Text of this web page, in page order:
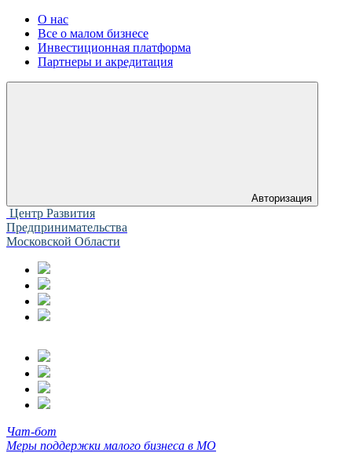
О нас
Все о малом бизнесе
Инвестиционная платформа
Партнеры и акредитация
Авторизация
Центр Развития
Предпринимательства
Московской Области
Чат-бот
Меры поддержки малого бизнеса в МО